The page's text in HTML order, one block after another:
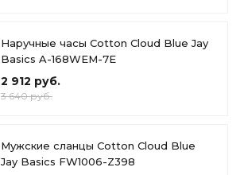
Наручные часы Cotton Cloud Blue Jay
Basics A-168WEM-7E
2 912 руб.
3 640 руб.
Мужские сланцы Cotton Cloud Blue
Jay Basics FW1006-Z398